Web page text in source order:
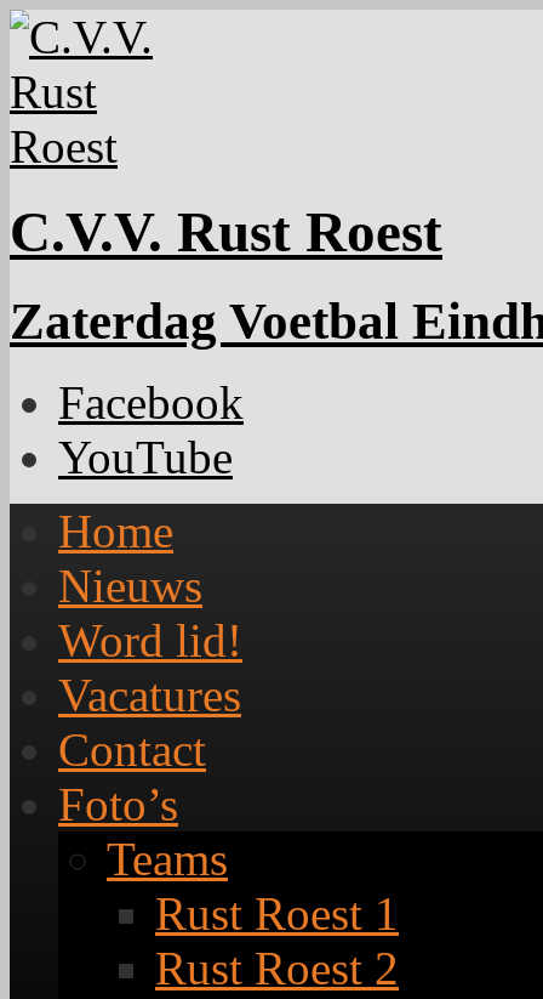
C.V.V. Rust Roest
Zaterdag Voetbal
Facebook
YouTube
Home
Nieuws
Word lid!
Vacatures
Contact
Foto’s
Teams
Rust Roest 1
Rust Roest 2